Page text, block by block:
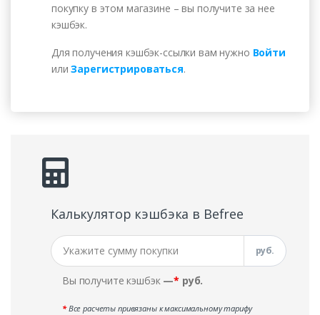
покупку в этом магазине – вы получите за нее
кэшбэк.
Для получения кэшбэк-ссылки вам нужно Войти
илиЗарегистрироваться.
Калькулятор кэшбэка в Befree
руб.
Вы получите кэшбэк —* руб.
*Все расчеты привязаны к максимальному тарифу